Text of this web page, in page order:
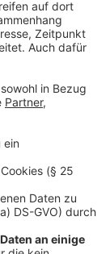
in
Im Ofen bei
von 53 °
und die
Würfel
der Butter
dem